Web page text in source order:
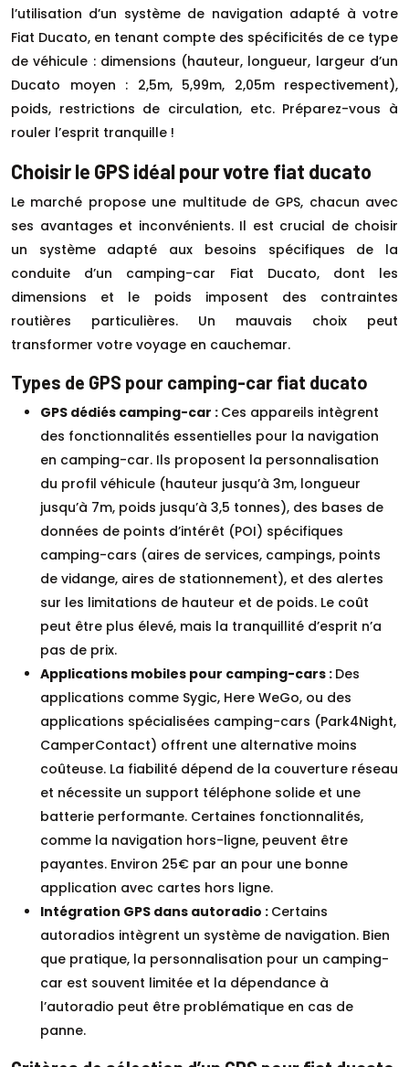
l’utilisation d’un système de navigation adapté à votre
Fiat Ducato, en tenant compte des spécificités de ce type
de véhicule : dimensions (hauteur, longueur, largeur d’un
Ducato moyen : 2,5m, 5,99m, 2,05m respectivement),
poids, restrictions de circulation, etc. Préparez-vous à
rouler l’esprit tranquille !
Choisir le GPS idéal pour votre fiat ducato
Le marché propose une multitude de GPS, chacun avec
ses avantages et inconvénients. Il est crucial de choisir
un système adapté aux besoins spécifiques de la
conduite d’un camping-car Fiat Ducato, dont les
dimensions et le poids imposent des contraintes
routières particulières. Un mauvais choix peut
transformer votre voyage en cauchemar.
Types de GPS pour camping-car fiat ducato
GPS dédiés camping-car : Ces appareils intègrent
des fonctionnalités essentielles pour la navigation
en camping-car. Ils proposent la personnalisation
du profil véhicule (hauteur jusqu’à 3m, longueur
jusqu’à 7m, poids jusqu’à 3,5 tonnes), des bases de
données de points d’intérêt (POI) spécifiques
camping-cars (aires de services, campings, points
de vidange, aires de stationnement), et des alertes
sur les limitations de hauteur et de poids. Le coût
peut être plus élevé, mais la tranquillité d’esprit n’a
pas de prix.
Applications mobiles pour camping-cars : Des
applications comme Sygic, Here WeGo, ou des
applications spécialisées camping-cars (Park4Night,
CamperContact) offrent une alternative moins
coûteuse. La fiabilité dépend de la couverture réseau
et nécessite un support téléphone solide et une
batterie performante. Certaines fonctionnalités,
comme la navigation hors-ligne, peuvent être
payantes. Environ 25€ par an pour une bonne
application avec cartes hors ligne.
Intégration GPS dans autoradio : Certains
autoradios intègrent un système de navigation. Bien
que pratique, la personnalisation pour un camping-
car est souvent limitée et la dépendance à
l’autoradio peut être problématique en cas de
panne.